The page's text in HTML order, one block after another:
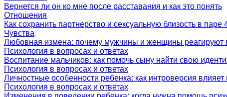
Вернется ли он ко мне после расставания и как это понять
Отношения
Как сохранить партнерство и сексуальную близость в паре
Чувства
Любовная измена: почему мужчины и женщины реагируют
Психология в вопросах и ответах
Воспитание мальчиков: как помочь сыну найти свою
Психология в вопросах и ответах
Личностные особенности ребенка: как интроверсия
Психология в вопросах и ответах